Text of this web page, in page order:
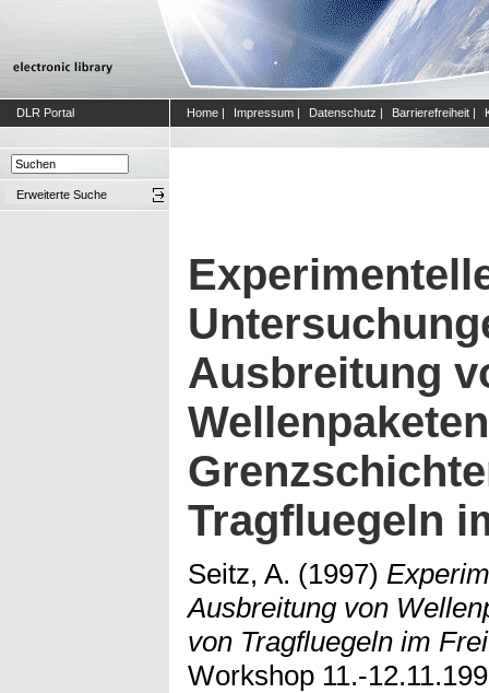
DLR Portal Home | Impressum | Datenschutz | Barrierefreiheit |
Erweiterte Suche
Ausbreitung
Tragfluegeln
Seitz, A. (1997)
Ausbreitung von
von Tragfluegeln im
Workshop 11.-